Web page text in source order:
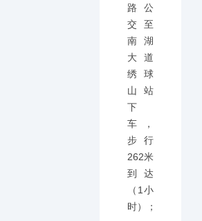
路公
交至
南湖
大道
绣球
山站
下
车，
步行
262米
到达
（1小
时）；